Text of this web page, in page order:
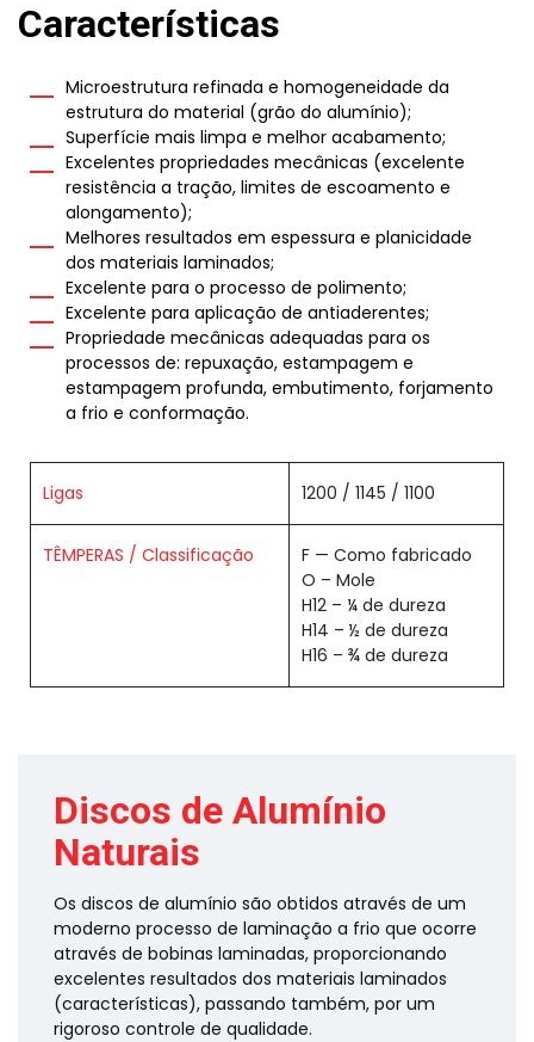
Características
Microestrutura refinada e homogeneidade da
estrutura do material (grão do alumínio);
Superfície mais limpa e melhor acabamento;
Excelentes propriedades mecânicas (excelente
resistência a tração, limites de escoamento e
alongamento);
Melhores resultados em espessura e planicidade
dos materiais laminados;
Excelente para o processo de polimento;
Excelente para aplicação de antiaderentes;
Propriedade mecânicas adequadas para os
processos de: repuxação, estampagem e
estampagem profunda, embutimento, forjamento
a frio e conformação.
Ligas 1200 / 1145 / 1100
TÊMPERAS / Classificação
F — Como fabricado
O – Mole
H12 – ¼ de dureza
H14 – ½ de dureza
H16 – ¾ de dureza
Discos de Alumínio
Naturais
Os discos de alumínio são obtidos através de um
moderno processo de laminação a frio que ocorre
através de bobinas laminadas, proporcionando
excelentes resultados dos materiais laminados
(características), passando também, por um
rigoroso controle de qualidade.